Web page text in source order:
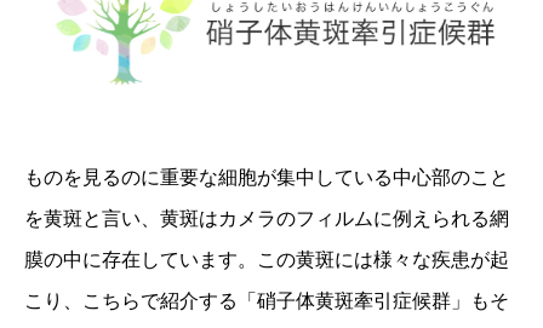
ものを見るのに重要な細胞が集中している中心部のこと
を黄斑と言い、黄斑はカメラのフィルムに例えられる網
膜の中に存在しています。この黄斑には様々な疾患が起
こり、こちらで紹介する「硝子体黄斑牽引症候群」もそ